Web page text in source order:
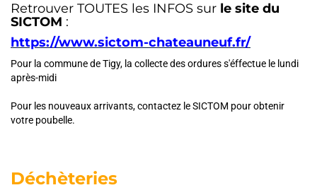
Retrouver TOUTES les INFOS sur le site du
SICTOM :
https://www.sictom-chateauneuf.fr/
Pour la commune de Tigy, la collecte des ordures s'éffectue le lundi
après-midi
Pour les nouveaux arrivants, contactez le SICTOM pour obtenir
votre poubelle.
Déchèteries